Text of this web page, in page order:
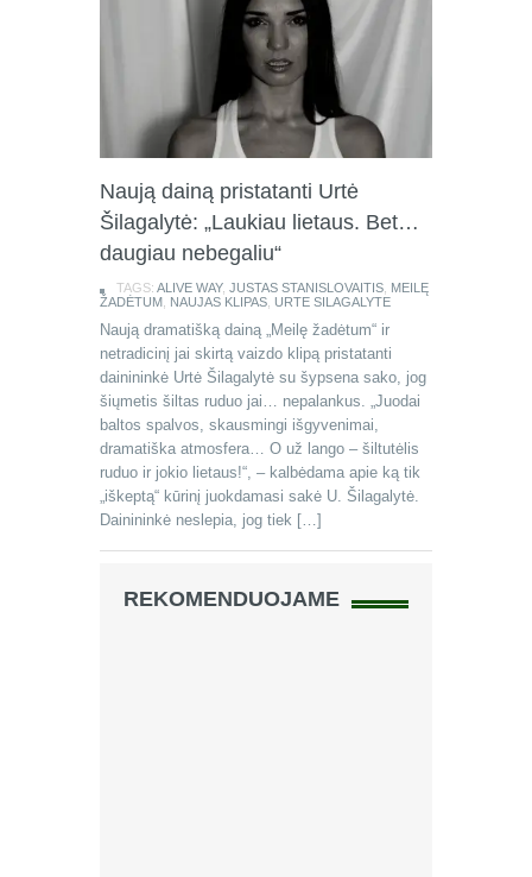
Naują dainą pristatanti Urtė
Šilagalytė: „Laukiau lietaus. Bet…
daugiau nebegaliu“
TAGS: ALIVE WAY, JUSTAS STANISLOVAITIS MEILĘ
ŽADĖTUM NAUJAS KLIPAS URTE SILAGALYTE
Naują dramatišką dainą „Meilę žadėtum“ ir
netradicinį jai skirtą vaizdo klipą pristatanti
dainininkė Urtė Šilagalytė su šypsena sako, jog
šiųmetis šiltas ruduo jai… nepalankus. „Juodai
baltos spalvos, skausmingi išgyvenimai,
dramatiška atmosfera… O už lango – šiltutėlis
ruduo ir jokio lietaus!“, – kalbėdama apie ką tik
„iškeptą“ kūrinį juokdamasi sakė U. Šilagalytė.
Dainininkė neslepia, jog tiek […]
REKOMENDUOJAME